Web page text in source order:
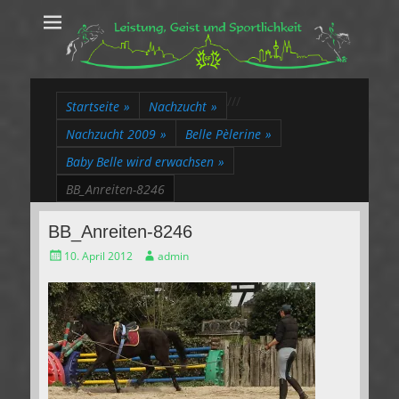
Leistung, Geist
und Sportlichkeit
Trakehner aus dem Herzen des Rheinlands
Startseite » Nachzucht »
Nachzucht 2009 »
Belle Pèlerine »
Baby Belle wird erwachsen »
BB_Anreiten-8246
BB_Anreiten-8246
Gepostet
10. April 2012 Autoradmin